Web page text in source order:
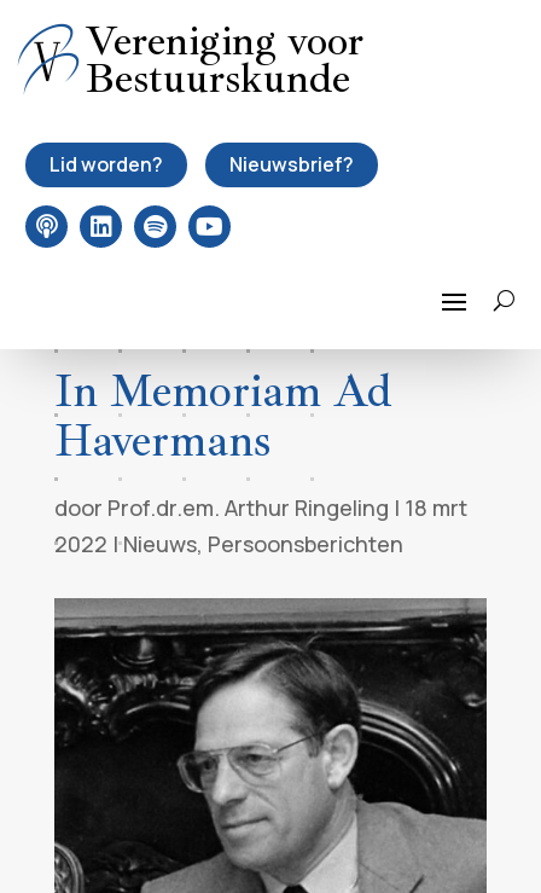
Vereniging voor
Bestuurskunde
Lid worden? Nieuwsbrief?
In Memoriam Ad
Havermans
door Prof.dr.em. Arthur Ringeling | 18 mrt
2022 |Nieuws, Persoonsberichten